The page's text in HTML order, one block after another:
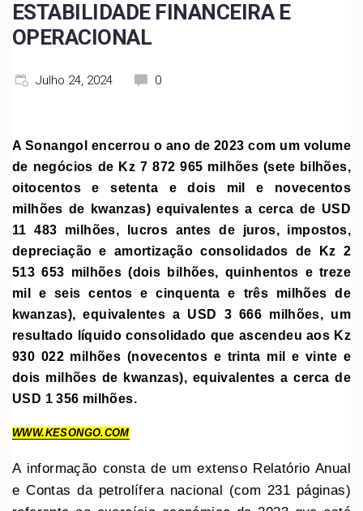
ESTABILIDADE FINANCEIRA E
OPERACIONAL
Julho 24, 2024 0
A Sonangol encerrou o ano de 2023 com um volume
de negócios de Kz 7 872 965 milhões (sete bilhões,
oitocentos e setenta e dois mil e novecentos
milhões de kwanzas) equivalentes a cerca de USD
11 483 milhões, lucros antes de juros, impostos,
depreciação e amortização consolidados de Kz 2
513 653 milhões (dois bilhões, quinhentos e treze
mil e seis centos e cinquenta e três milhões de
kwanzas), equivalentes a USD 3 666 milhões, um
resultado líquido consolidado que ascendeu aos Kz
930 022 milhões (novecentos e trinta mil e vinte e
dois milhões de kwanzas), equivalentes a cerca de
USD 1 356 milhões.
WWW.KESONGO.COM
A informação consta de um extenso Relatório Anual
e Contas da petrolífera nacional (com 231 páginas)